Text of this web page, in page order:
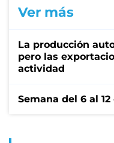
Ver más
La producción
pero las
actividad
Semana del 6 al